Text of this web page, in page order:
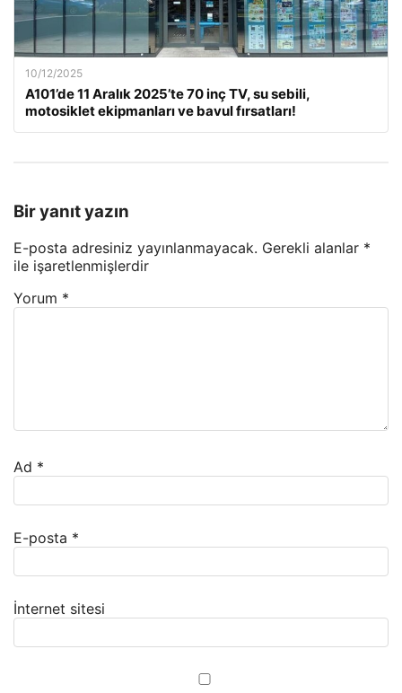
10/12/2025
A101’de 11 Aralık 2025’te 70 inç TV, su sebili,
motosiklet ekipmanları ve bavul fırsatları!
Bir yanıt yazın
E-posta adresiniz yayınlanmayacak. Gerekli alanlar *
ile işaretlenmişlerdir
Yorum *
Ad *
E-posta *
İnternet sitesi